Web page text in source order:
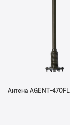
Антена AGENT-470FL